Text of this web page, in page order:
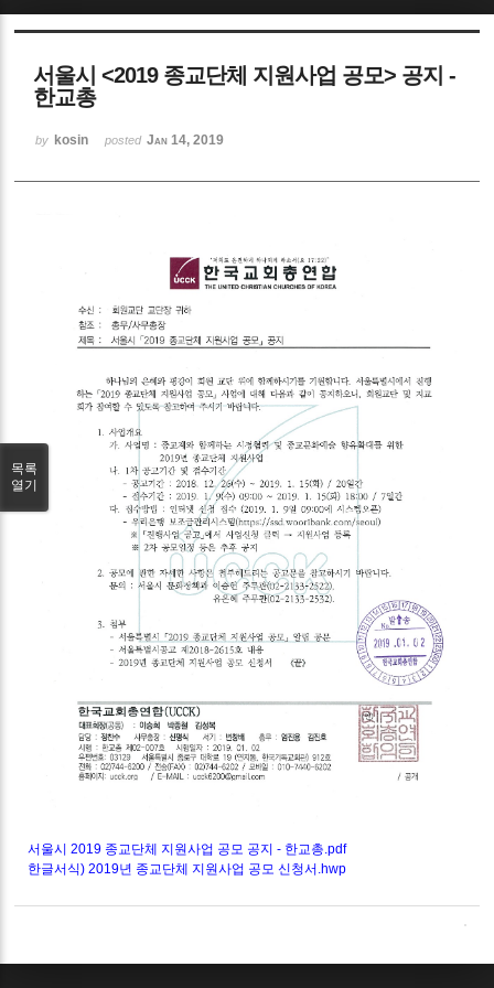
서울시 <2019 종교단체 지원사업 공모> 공지 -
한교총
by kosin posted Jan 14, 2019
서울시 2019 종교단체 지원사업 공모 공지 - 한교총.pdf
한글서식) 2019년 종교단체 지원사업 공모 신청서.hwp
목록
열기
Sketchbook5, 스케치북5
Sketchbook5, 스케치북5